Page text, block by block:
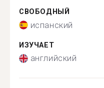
СВОБОДНЫЙ
испанский
ИЗУЧАЕТ
английский